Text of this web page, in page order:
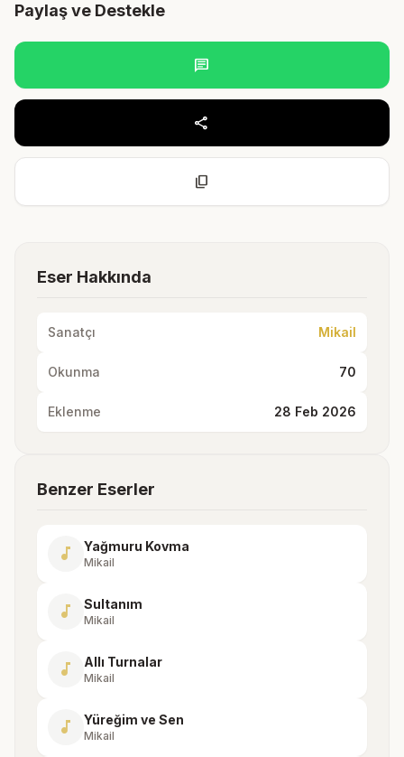
Paylaş ve Destekle
chat
share
content_copy
Eser Hakkında
Sanatçı Mikail
Okunma 70
Eklenme 28 Feb 2026
Benzer Eserler
music_note Yağmuru Kovma
Mikail
music_note Sultanım
Mikail
music_note Allı Turnalar
Mikail
music_note Yüreğim ve Sen
Mikail